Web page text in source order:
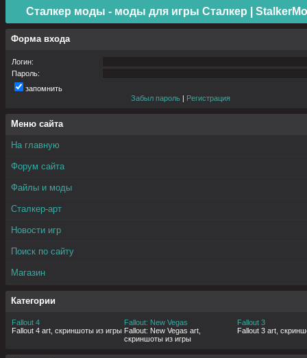
Сталкер моды - моды для игры Сталкер |
Форма входа
Логин:
Пароль:
запомнить
Забыл пароль | Регистрация
Меню сайта
На главную
Форум сайта
Файлы и моды
Сталкер-арт
Новости игр
Поиск по сайту
Магазин
Категории
Fallout 4
Fallout 4 art, скриншоты из игры
Fallout: New Vegas
Fallout: New Vegas art,
скриншоты из игры
Fallout 3
Fallout 3 art,